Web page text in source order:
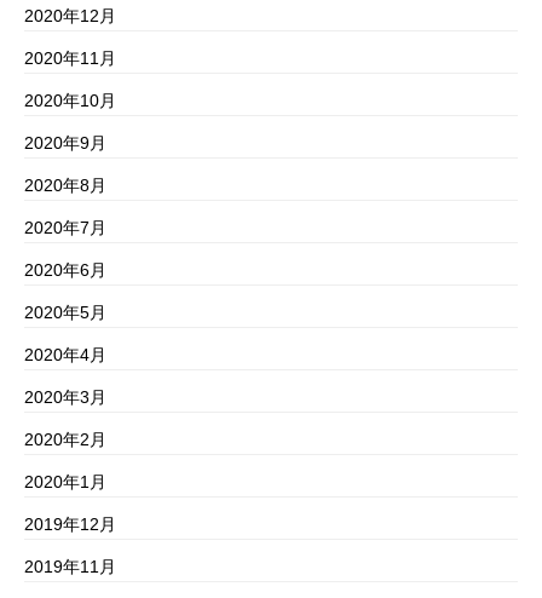
2020年12月
2020年11月
2020年10月
2020年9月
2020年8月
2020年7月
2020年6月
2020年5月
2020年4月
2020年3月
2020年2月
2020年1月
2019年12月
2019年11月